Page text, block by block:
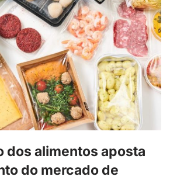
dos alimentos aposta
do mercado de